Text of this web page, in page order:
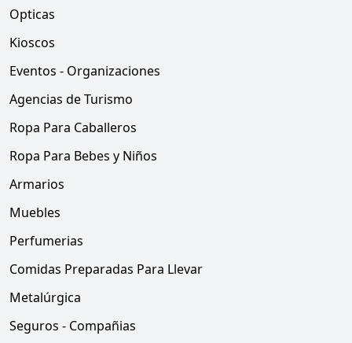
Opticas
Kioscos
Eventos - Organizaciones
Agencias de Turismo
Ropa Para Caballeros
Ropa Para Bebes y Niños
Armarios
Muebles
Perfumerias
Comidas Preparadas Para Llevar
Metalúrgica
Seguros - Compañias